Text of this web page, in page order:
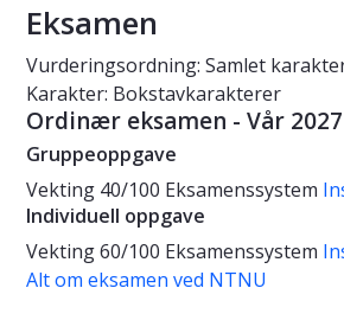
Eksamen
Vurderingsordning: Samlet
Karakter: Bokstavkarakterer
Ordinær eksamen - Vår 2027
Gruppeoppgave
Vekting 40/100 Eksamenssystem
Individuell oppgave
Vekting60/100 Eksamenssystem
Alt om eksamen ved NTNU